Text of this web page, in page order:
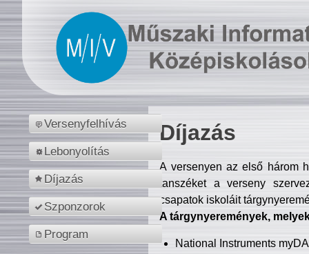
Versenyfelhívás
Lebonyolítás
Díjazás
Szponzorok
Program
Díjazás
A versenyen az első három
tanszéket a verseny
csapatok iskoláit
A tárgynyeremények,
National Instruments